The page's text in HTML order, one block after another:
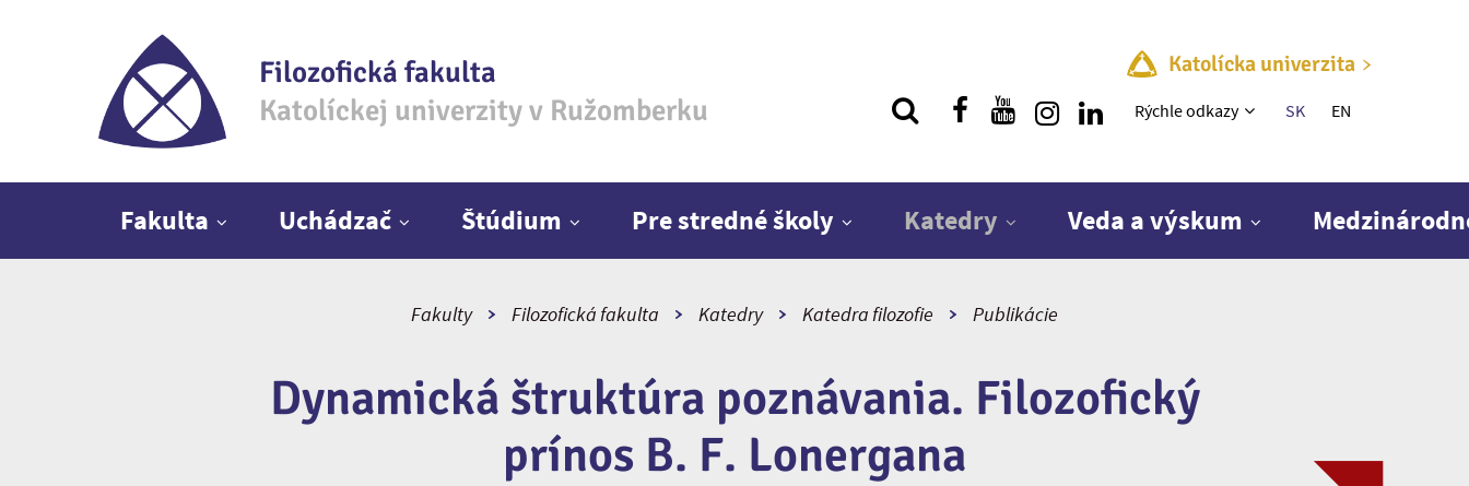
Filozofická fakulta
Katolíckej univerzity v Ružomberku
Katolícka univerzita
Rýchle menu
Rýchle odkazy SK EN
Fakulta Uchádzač Štúdium Pre stredné školy Katedry Veda a výskum
Fakulty Filozofická fakulta Katedry Katedra filozofie Publikácie
Dynamická štruktúra poznávania. Filozofický
prínos B. F. Lonergana